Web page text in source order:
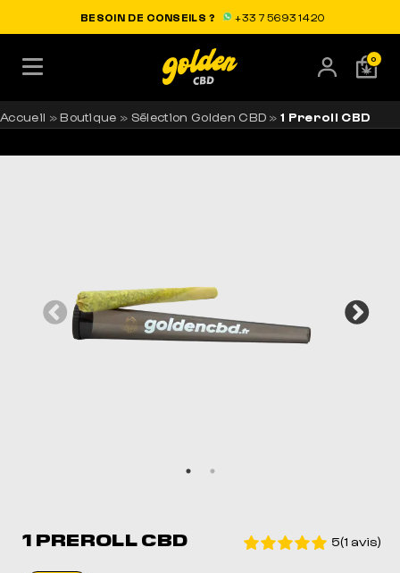
0
LIVRAISON OFFERTE EN FRANCE
BESOIN DE CONSEILS ? +33 7 56 93 14 20
Accueil »Boutique » Sélection Golden CBD »1 Preroll CBD
1 PREROLL CBD 5(1 avis)